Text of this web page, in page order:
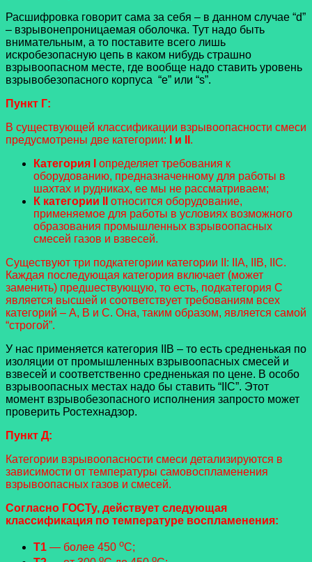
Расшифровка говорит сама за себя – в данном случае “d”
– взрывонепроницаемая оболочка. Тут надо быть
внимательным, а то поставите всего лишь
искробезопасную цепь в каком нибудь страшно
взрывоопасном месте, где вообще надо ставить уровень
взрывобезопасного корпуса “е” или “s”.
Пункт Г:
В существующей классификации взрывоопасности смеси
предусмотрены две категории:
I и II .
Категория I
определяет требования к
оборудованию, предназначенному для работы в
шахтах и рудниках, ее мы не рассматриваем;
К категории II
относится оборудование,
применяемое для работы в условиях возможного
образования промышленных взрывоопасных
смесей газов и взвесей.
Существуют три подкатегории категории II: IIA, IIB, IIC.
Каждая последующая категория включает (может
заменить) предшествующую, то есть, подкатегория С
является высшей и соответствует требованиям всех
категорий – A, B и С. Она, таким образом, является самой
“строгой”.
У нас применяется категория IIB – то есть средненькая по
изоляции от промышленных взрывоопасных смесей и
взвесей и соответственно средненькая по цене. В особо
взрывоопасных местах надо бы ставить “IIС”. Этот
момент взрывобезопасного исполнения запросто может
проверить Ростехнадзор.
Пункт Д:
Категории взрывоопасности смеси детализируются в
зависимости от температуры самовоспламенения
взрывоопасных газов и смесей.
Согласно ГОСТу, действует следующая
классификация по температуре воспламенения:
Т1 — более 450 oС;
o o